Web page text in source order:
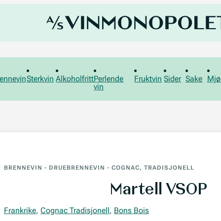
Sterkvin AlkoholfrittPerlende
vin
Fruktvin Sider Sake
BRENNEVIN - DRUEBRENNEVIN - COGNAC, TRADISJONELL
Martell VSOP
Frankrike, Cognac Tradisjonell, Bons Bois